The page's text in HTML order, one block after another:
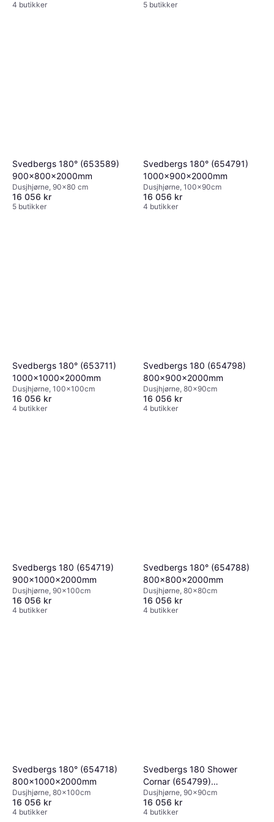
4 butikker 5 butikker
Svedbergs 180° (653589)
900x800x2000mm
Dusjhjørne, 90x80 cm
16 056 kr
5 butikker
Svedbergs 180° (654791)
1000x900x2000mm
Dusjhjørne, 100x90cm
16 056 kr
4 butikker
Svedbergs 180° (653711)
1000x1000x2000mm
Dusjhjørne, 100x100cm
16 056 kr
4 butikker
Svedbergs 180 (654798)
800x900x2000mm
Dusjhjørne, 80x90cm
16 056 kr
4 butikker
Svedbergs 180 (654719)
900x1000x2000mm
Dusjhjørne, 90x100cm
16 056 kr
4 butikker
Svedbergs 180° (654788)
800x800x2000mm
Dusjhjørne, 80x80cm
16 056 kr
4 butikker
Svedbergs 180° (654718)
800x1000x2000mm
Dusjhjørne, 80x100cm
16 056 kr
4 butikker
Svedbergs 180 Shower
Cornar (654799)
900x900x2000mm
Dusjhjørne, 90x90cm
16 056 kr
4 butikker